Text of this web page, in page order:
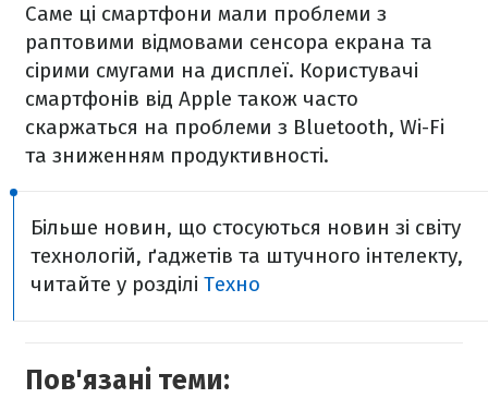
Саме ці смартфони мали проблеми з
раптовими відмовами сенсора екрана та
сірими смугами на дисплеї. Користувачі
смартфонів від Apple також часто
скаржаться на проблеми з Bluetooth, Wi-Fi
та зниженням продуктивності.
Більше новин, що стосуються новин зі світу
технологій, ґаджетів та штучного інтелекту,
читайте у розділі Техно
Пов'язані теми: